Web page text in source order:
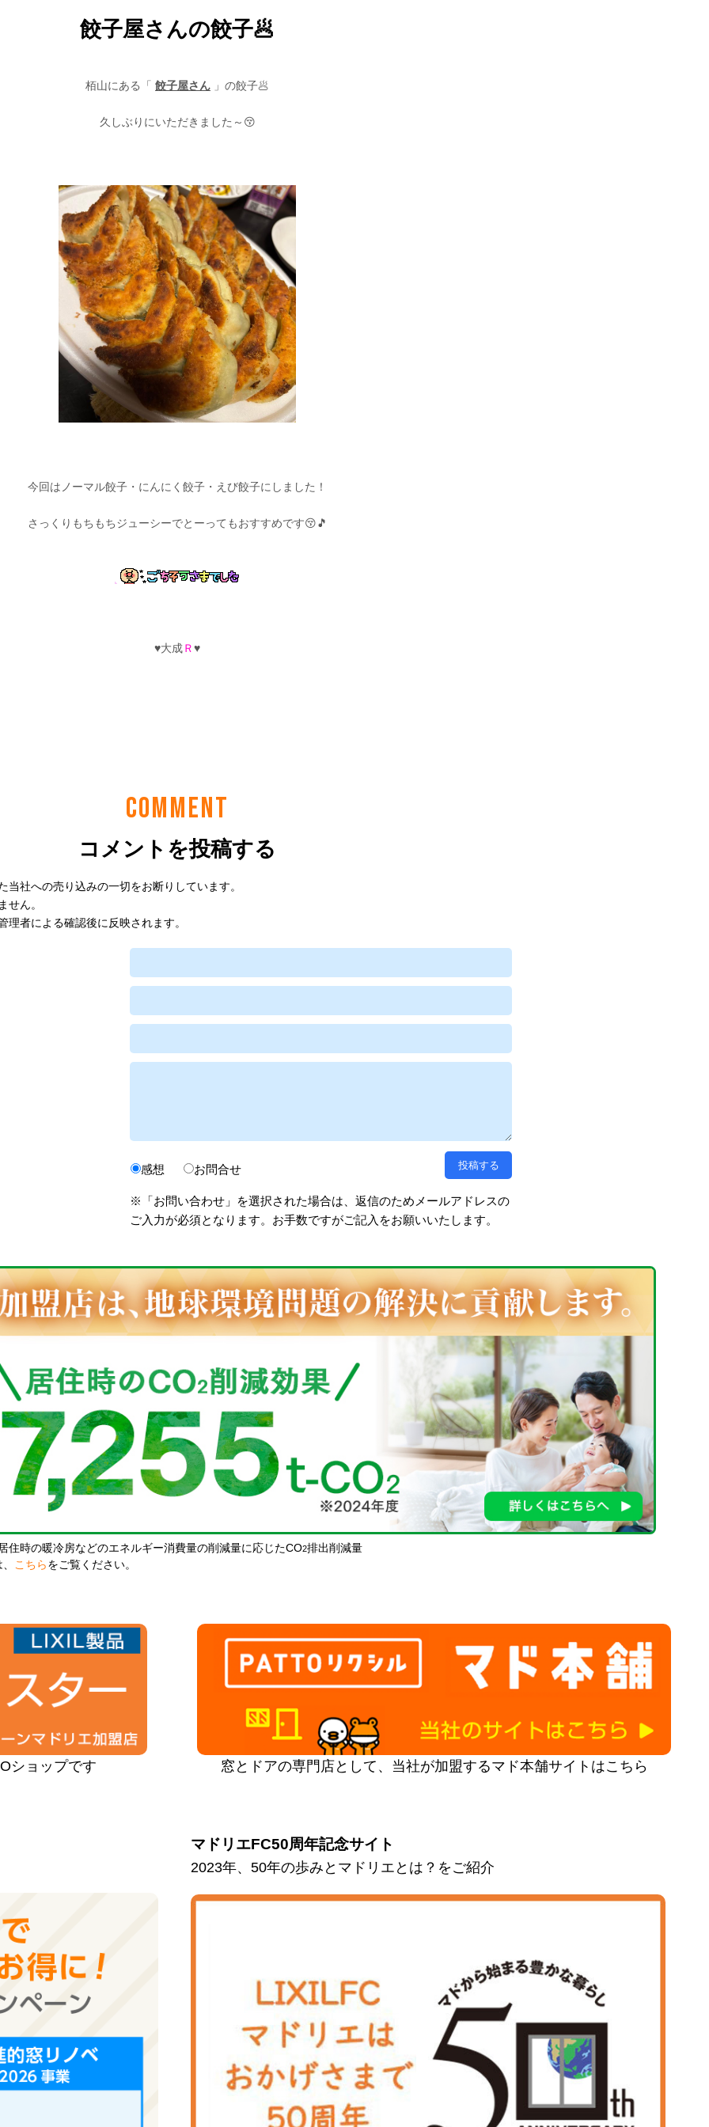
餃子屋さんの餃子🥟
COMMENT
コメントを投稿する
社への売り込みの一切をお断りしています。
せん。
者による確認後に反映されます。
感想 お問合せ
※「お問い合わせ」を選択された場合は、返信のためメールアドレスの
ご入力が必須となります。お手数ですがご記入をお願いいたします。
時の暖冷房などのエネルギー消費量の削減量に応じたCO2排出削減量
こちら をご覧ください。
ショップです 窓とドアの専門店として、当社が加盟するマド本舗サイトはこちら
マドリエFC50周年記念サイト
2023年、50年の歩みとマドリエとは？をご紹介